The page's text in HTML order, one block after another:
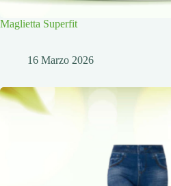
Maglietta Superfit
16 Marzo 2026